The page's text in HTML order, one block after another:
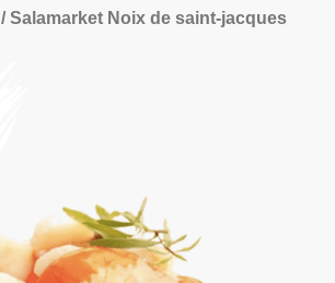
/ Salamarket Noix de saint-jacques